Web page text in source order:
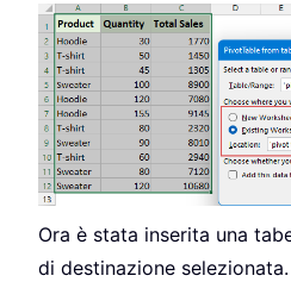
Ora è stata inserita una
di destinazione